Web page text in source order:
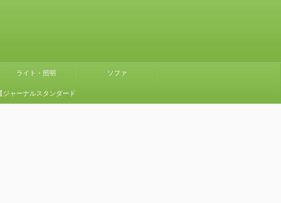
ライト・照明 ソファ
【ジャーナルスタンダード